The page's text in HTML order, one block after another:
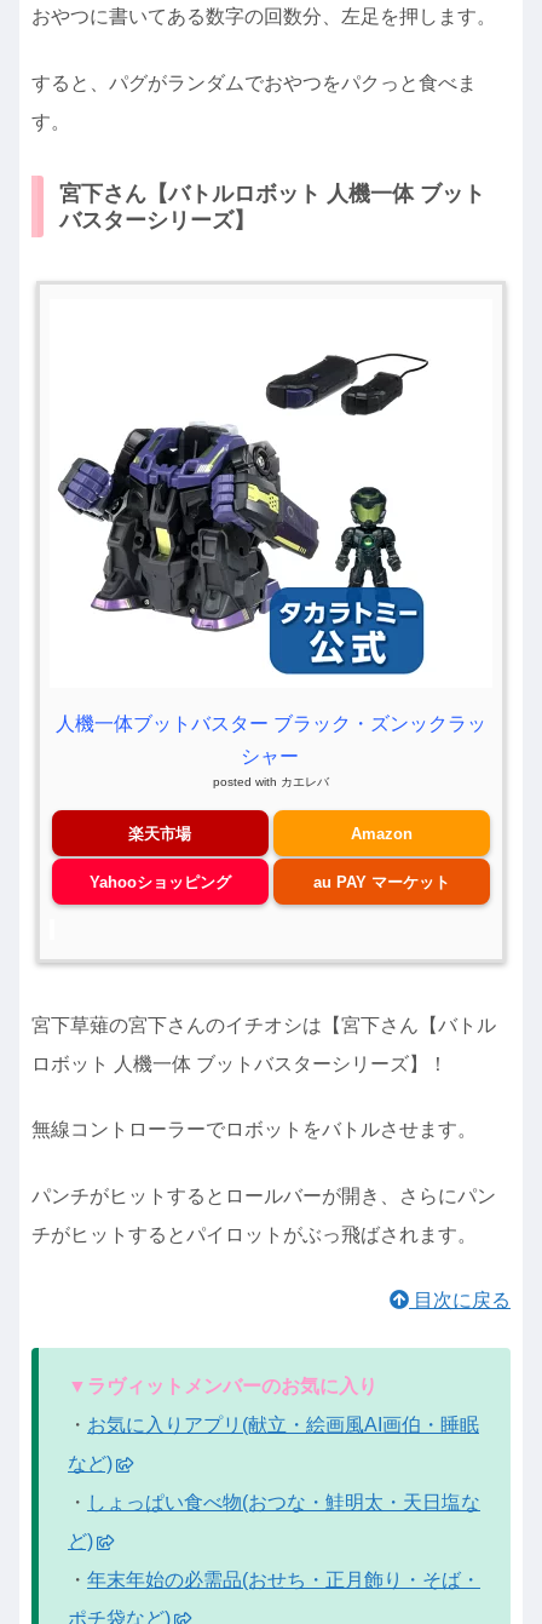
おやつに書いてある数字の回数分、左足を押します。
すると、パグがランダムでおやつをパクっと食べま
す。
宮下さん【バトルロボット 人機一体 ブット
バスターシリーズ】
人機一体ブットバスター ブラック・ズンックラッ
シャー
posted with カエレバ
楽天市場 Amazon
Yahooショッピング au PAY マーケット
宮下草薙の宮下さんのイチオシは【宮下さん【バトル
ロボット 人機一体 ブットバスターシリーズ】！
無線コントローラーでロボットをバトルさせます。
パンチがヒットするとロールバーが開き、さらにパン
チがヒットするとパイロットがぶっ飛ばされます。
目次に戻る
▼ラヴィットメンバーのお気に入り
・ お気に入りアプリ(献立・絵画風AI画伯・睡眠
など)
・ しょっぱい食べ物(おつな・鮭明太・天日塩な
ど)
・ 年末年始の必需品(おせち・正月飾り・そば・
ポチ袋など)